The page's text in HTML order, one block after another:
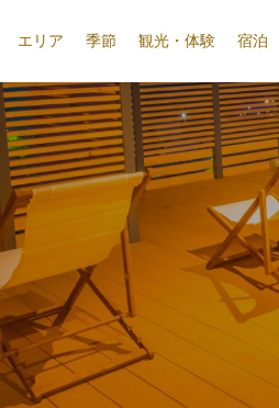
エリア 季節 観光・体験 宿泊